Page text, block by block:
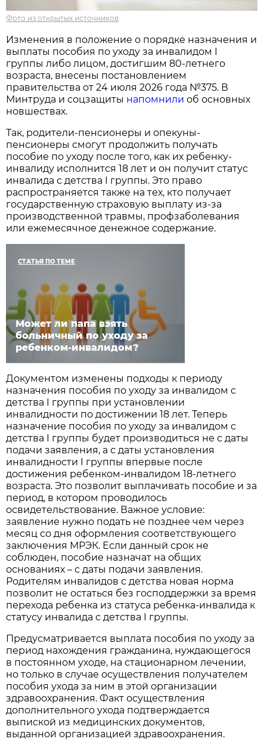
Фото из открытых источников
Изменения в положение о порядке назначения и
выплаты пособия по уходу за инвалидом I
группы либо лицом, достигшим 80-летнего
возраста, внесены постановлением
правительства от 24 июля 2026 года №375. В
Минтруда и соцзащиты напомнили об основных
новшествах.
Так, родители-пенсионеры и опекуны-
пенсионеры смогут продолжить получать
пособие по уходу после того, как их ребенку-
инвалиду исполнится 18 лет и он получит статус
инвалида с детства I группы. Это право
распространяется также на тех, кто получает
государственную страховую выплату из-за
производственной травмы, профзаболевания
или ежемесячное денежное содержание.
СТАТЬЯ ПО ТЕМЕ
Может ли папа взять
больничный по уходу за
ребенком-инвалидом?
Документом изменены подходы к периоду
назначения пособия по уходу за инвалидом с
детства I группы при установлении
инвалидности по достижении 18 лет. Теперь
назначение пособия по уходу за инвалидом с
детства I группы будет производиться не с даты
подачи заявления, а с даты установления
инвалидности I группы впервые после
достижения ребенком-инвалидом 18-летнего
возраста. Это позволит выплачивать пособие и за
период, в котором проводилось
освидетельствование. Важное условие:
заявление нужно подать не позднее чем через
месяц со дня оформления соответствующего
заключения МРЭК. Если данный срок не
соблюден, пособие назначат на общих
основаниях – с даты подачи заявления.
Родителям инвалидов с детства новая норма
позволит не остаться без господдержки за время
перехода ребенка из статуса ребенка-инвалида к
статусу инвалида с детства I группы.
Предусматривается выплата пособия по уходу за
период нахождения гражданина, нуждающегося
в постоянном уходе, на стационарном лечении,
но только в случае осуществления получателем
пособия ухода за ним в этой организации
здравоохранения. Факт осуществления
дополнительного ухода подтверждается
выпиской из медицинских документов,
выданной организацией здравоохранения.